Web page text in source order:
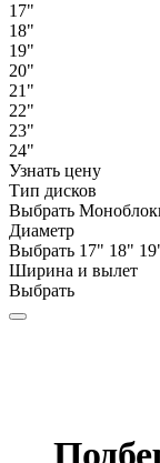
17"
18"
19"
20"
21"
22"
23"
24"
Узнать цену
Тип дисков
Выбрать
Диаметр
Выбрать 17" 18"
Ширина и вылет
Выбрать